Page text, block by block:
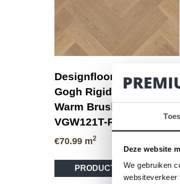
Deze website
We gebruiken
websiteverkeer
Designflooring – Van
Gogh Rigid Core –
Warm Brushed Oak SM-
VGW121T-RKP
€70.99m2
PRODUCT BEKIJKEN